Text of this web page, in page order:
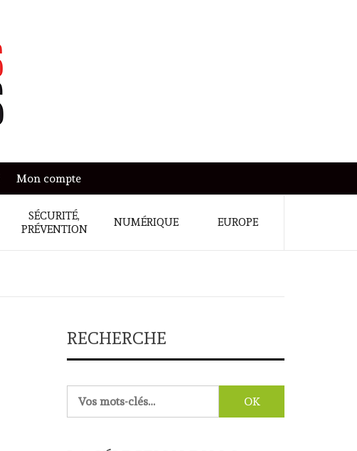
Mon compte
SÉCURITÉ,
PRÉVENTION
NUMÉRIQUE EUROPE
RECHERCHE